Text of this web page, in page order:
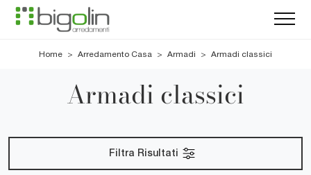
Home > Arredamento Casa > Armadi > Armadi classici
Armadi classici
Filtra Risultati